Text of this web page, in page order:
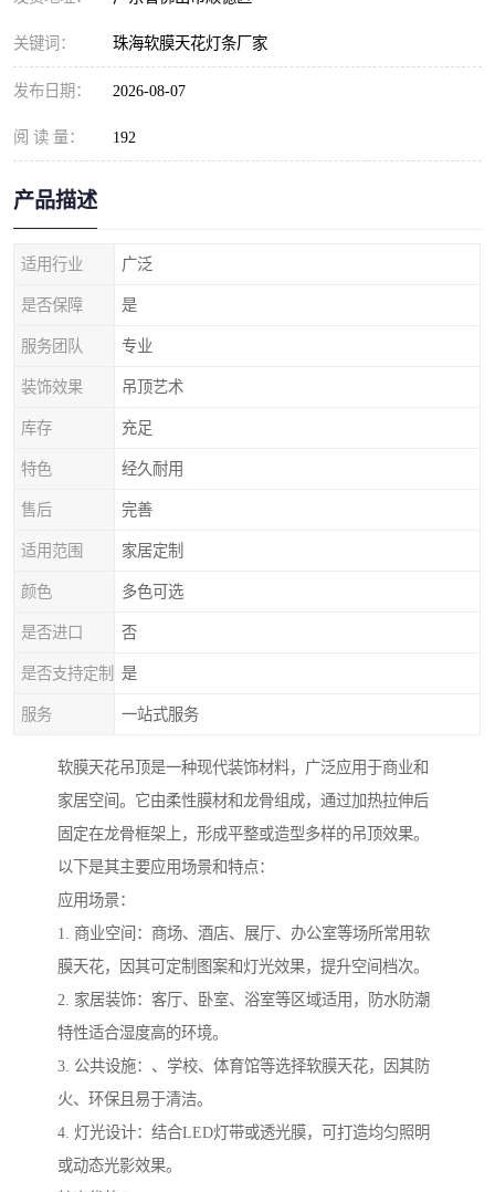
关键词： 珠海软膜天花灯条厂家
发布日期： 2026-08-07
阅 读 量： 192
产品描述
适用行业 广泛
是否保障 是
服务团队 专业
装饰效果 吊顶艺术
库存 充足
特色 经久耐用
售后 完善
适用范围 家居定制
颜色 多色可选
是否进口 否
是否支持定制 是
服务 一站式服务
软膜天花吊顶是一种现代装饰材料，广泛应用于商业和
家居空间。它由柔性膜材和龙骨组成，通过加热拉伸后
固定在龙骨框架上，形成平整或造型多样的吊顶效果。
以下是其主要应用场景和特点：
应用场景：
1. 商业空间：商场、酒店、展厅、办公室等场所常用软
膜天花，因其可定制图案和灯光效果，提升空间档次。
2. 家居装饰：客厅、卧室、浴室等区域适用，防水防潮
特性适合湿度高的环境。
3. 公共设施：、学校、体育馆等选择软膜天花，因其防
火、环保且易于清洁。
4. 灯光设计：结合LED灯带或透光膜，可打造均匀照明
或动态光影效果。